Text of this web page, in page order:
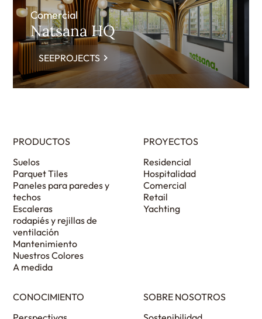
Comercial
Natsana HQ
SEEPROJECTS
PRODUCTOS
Suelos
Parquet Tiles
Paneles para paredes y
techos
Escaleras
rodapiés y rejillas de
ventilación
Mantenimiento
Nuestros Colores
A medida
PROYECTOS
Residencial
Hospitalidad
Comercial
Retail
Yachting
CONOCIMIENTO
SOBRE NOSOTROS